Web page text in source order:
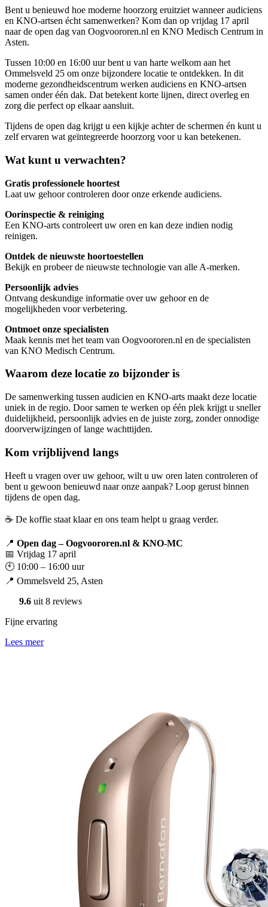
Bent u benieuwd hoe moderne hoorzorg eruitziet wanneeraudiciens
en KNO-artsen écht samenwerken? Kom dan op vrijdag 17 april
naarde open dag van Oogvoororen.nl en KNO Medisch Centrum in
Asten.
Tussen 10:00 en 16:00 uur bent u van harte welkom aan het
Ommelsveld 25 om onze bijzondere locatie te ontdekken. In dit
moderne gezondheidscentrum werken audiciens en KNO-artsen
samen onderéén dak. Dat betekent korte lijnen, direct overleg en
zorg die perfect op elkaaraansluit.
Tijdens de open dag krijgt u een kijkje achterde schermen én kunt u
zelfervaren wat geïntegreerde hoorzorg vooru kan betekenen.
Wat kunt u verwachten?
Gratis professionele hoortest
Laat uw gehoorcontroleren dooronze erkende audiciens.
Oorinspectie & reiniging
Een KNO-arts controleert uw oren en kan deze indien nodig
reinigen.
Ontdek de nieuwste hoortoestellen
Bekijk en probeerde nieuwste technologie van alle A-merken.
Persoonlijk advies
Ontvang deskundige informatie overuw gehooren de
mogelijkheden voorverbetering.
Ontmoet onze specialisten
Maak kennis met het team van Oogvoororen.nl en de specialisten
van KNO Medisch Centrum.
Waarom deze locatie zo bijzonder is
De samenwerking tussen audicien en KNO-arts maakt deze locatie
uniek in de regio. Doorsamen te werken op één plek krijgt u sneller
duidelijkheid, persoonlijk advies en de juiste zorg, zonderonnodige
doorverwijzingen oflange wachttijden.
Kom vrijblijvend langs
Heeft u vragen overuw gehoor, wilt u uw oren laten controleren of
bent u gewoon benieuwd naaronze aanpak? Loop gerust binnen
tijdens de open dag.
☕ De koffie staat klaaren ons team helpt u graag verder.
📍 Open dag –Oogvoororen.nl & KNO-MC
📅 Vrijdag 17 april
🕙 10:00 – 16:00 uur
📍 Ommelsveld 25, Asten
9.6 uit 8 reviews
Fijne ervaring
Lees meer